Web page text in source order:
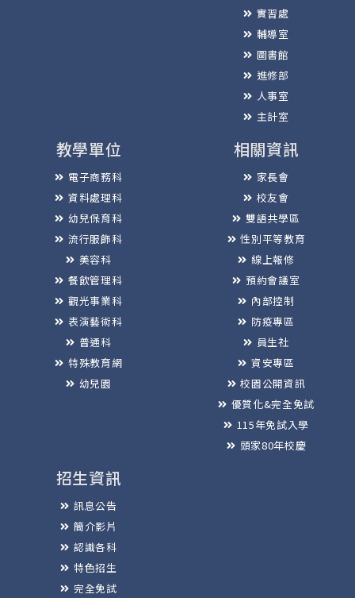
實習處
輔導室
圖書館
進修部
人事室
主計室
教學單位
電子商務科
資料處理科
幼兒保育科
流行服飾科
美容科
餐飲管理科
觀光事業科
表演藝術科
普通科
特殊教育網
幼兒園
相關資訊
家長會
校友會
雙語共學區
性別平等教育
線上報修
預約會議室
內部控制
防疫專區
員生社
資安專區
校園公開資訊
優質化&完全免試
115年免試入學
頭家80年校慶
招生資訊
訊息公告
簡介影片
認識各科
特色招生
完全免試